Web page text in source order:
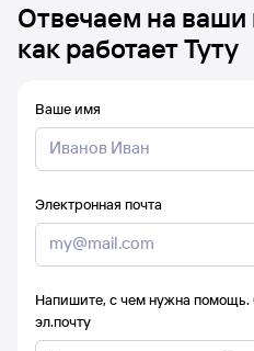
Отвечаем на ваши
как работает Туту
Ваше имя
Электронная почта
Напишите, с чем нужна помощь.
эл.почту